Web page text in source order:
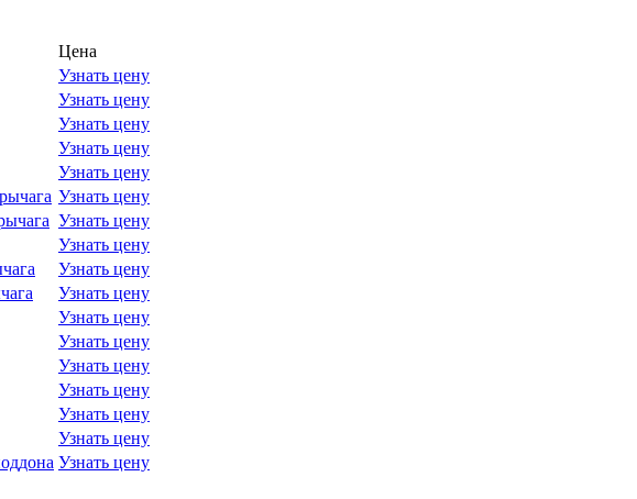
Цена
Узнать цену
Узнать цену
Узнать цену
Узнать цену
Узнать цену
Узнать цену
Узнать цену
Узнать цену
Узнать цену
Узнать цену
Узнать цену
Узнать цену
Узнать цену
Узнать цену
Узнать цену
Узнать цену
Узнать цену